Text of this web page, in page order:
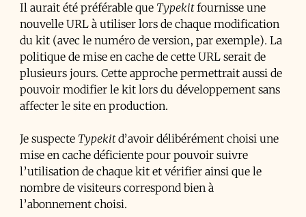
Il aurait été préférable que Typekitfournisse une
nouvelle URL à utiliser lors de chaque modification
du kit (avec le numéro de version, par exemple). La
politique de mise en cache de cette URL serait de
plusieurs jours. Cette approche permettrait aussi de
pouvoir modifier le kit lors du développement sans
affecter le site en production.
Je suspecte Typekitd’avoir délibérément choisi une
mise en cache déficiente pour pouvoir suivre
l’utilisation de chaque kit et vérifier ainsi que le
nombre de visiteurs correspond bien à
l’abonnement choisi.